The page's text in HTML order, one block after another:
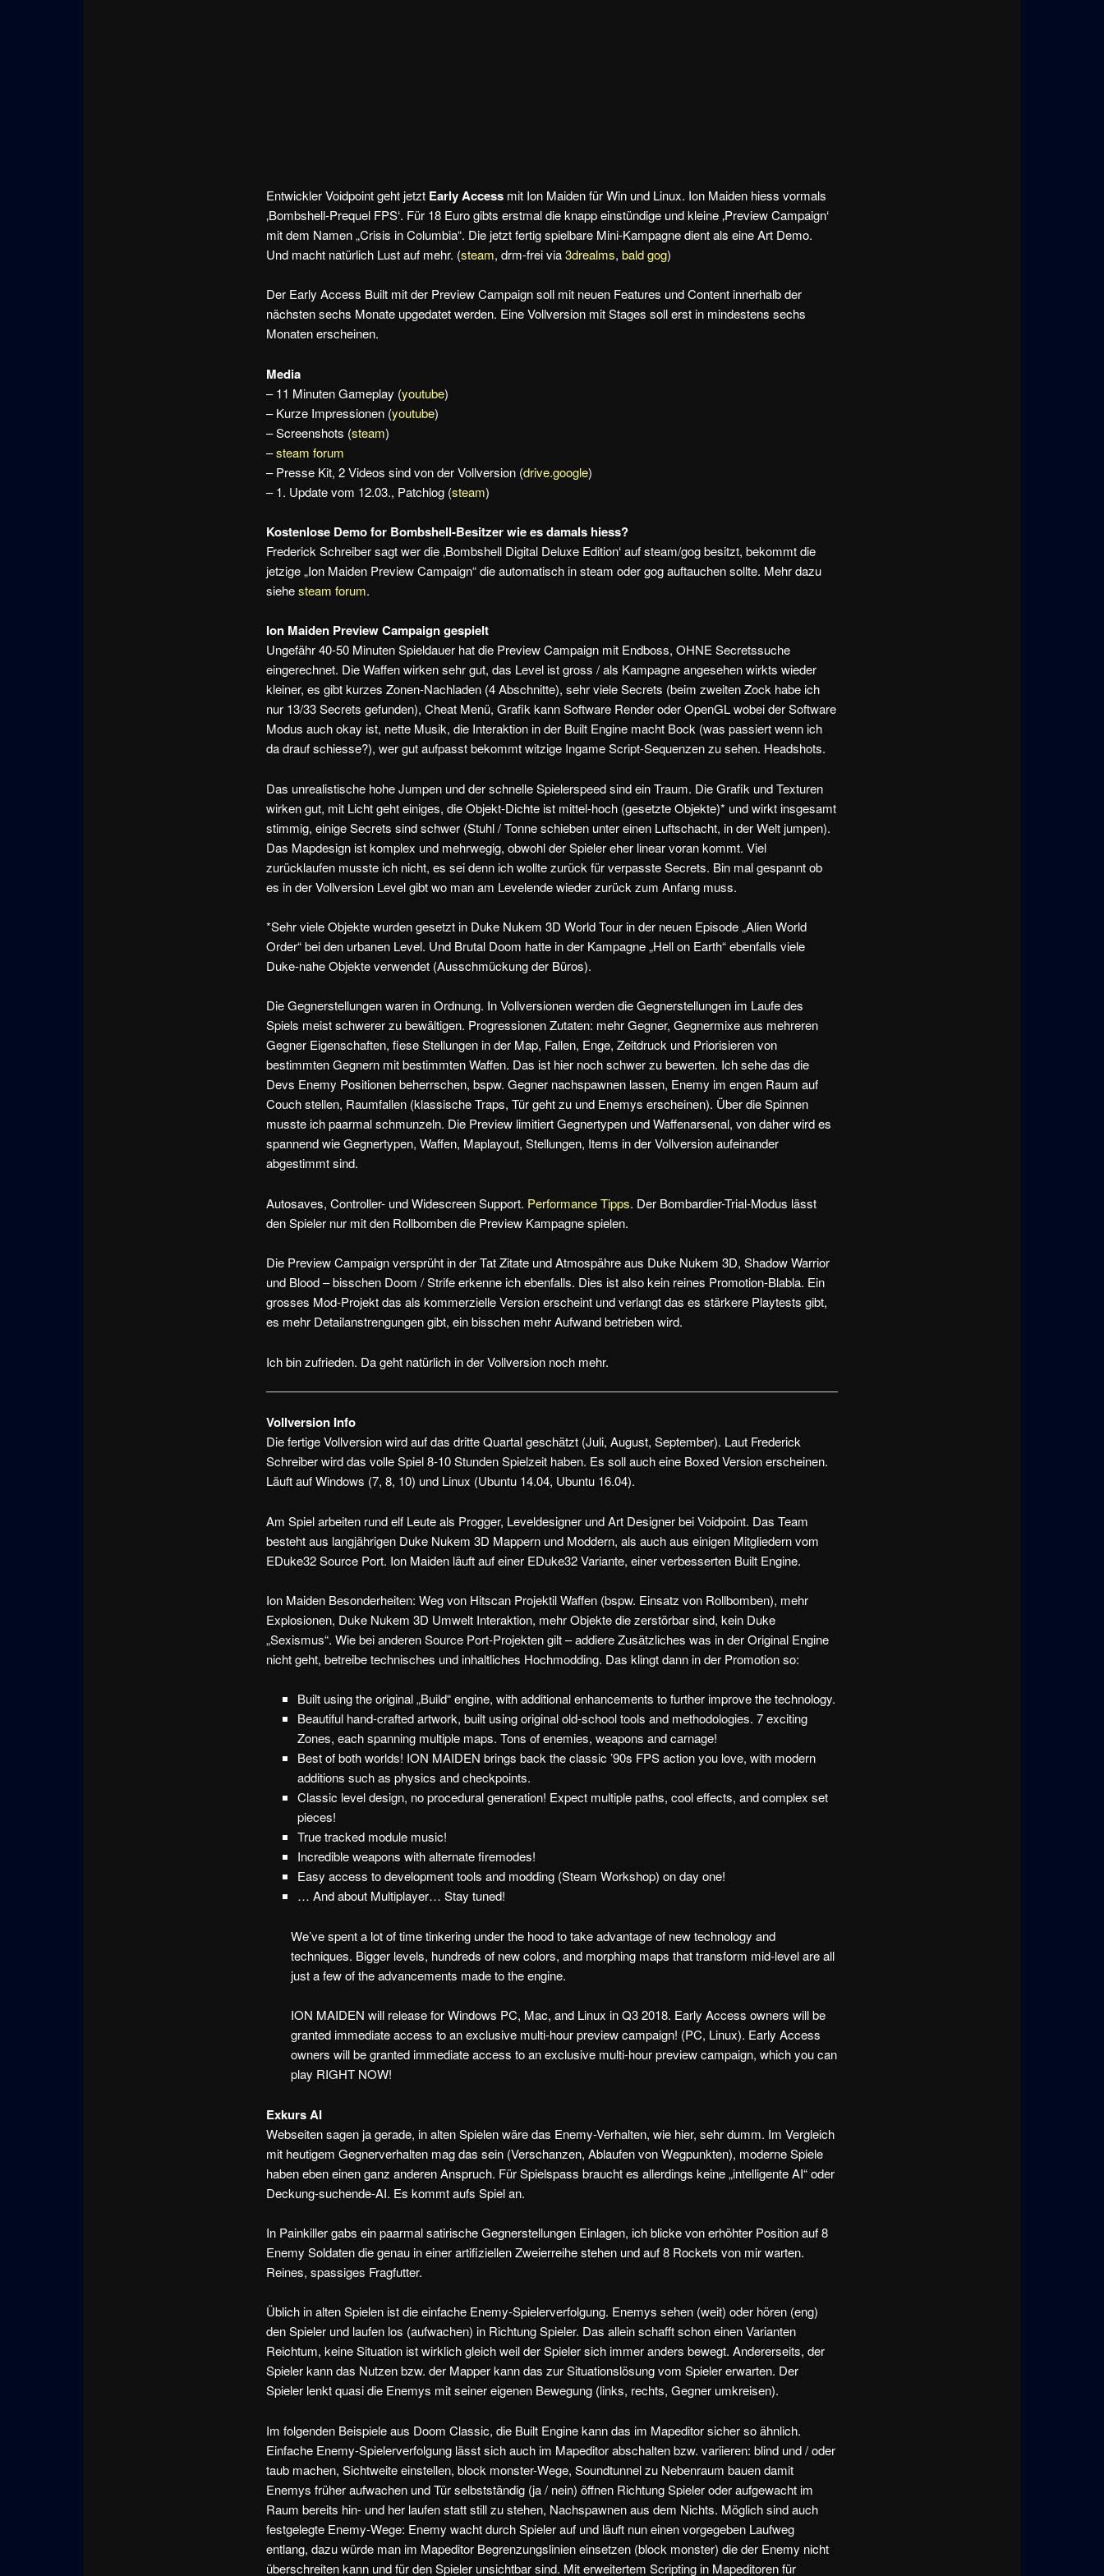
Entwickler Voidpoint geht jetzt Early Access mit Ion Maiden für Win und Linux. Ion Maiden hiess vormals
‚Bombshell-Prequel FPS‘. Für 18 Euro gibts erstmal die knapp einstündige und kleine ‚Preview Campaign‘
mit dem Namen „Crisis in Columbia“. Die jetzt fertig spielbare Mini-Kampagne dient als eine Art Demo.
Und macht natürlich Lust auf mehr. (steam, drm-frei via3drealms,bald gog)
Der Early Access Built mit der Preview Campaign soll mit neuen Features und Content innerhalb der
nächsten sechs Monate upgedatet werden. Eine Vollversion mit Stages soll erst in mindestens sechs
Monaten erscheinen.
Media
– 11 Minuten Gameplay (youtube)
– Kurze Impressionen (youtube)
– Screenshots (steam)
–steam forum
– Presse Kit, 2 Videos sind von der Vollversion (drive.google)
– 1. Update vom 12.03., Patchlog (steam)
Kostenlose Demo for Bombshell-Besitzer wie es damals hiess?
Frederick Schreiber sagt wer die ‚Bombshell Digital Deluxe Edition‘ auf steam/gog besitzt, bekommt die
jetzige „Ion Maiden Preview Campaign“ die automatisch in steam oder gog auftauchen sollte. Mehr dazu
siehesteam forum.
Ion Maiden Preview Campaign gespielt
Ungefähr 40-50 Minuten Spieldauer hat die Preview Campaign mit Endboss, OHNE Secretssuche
eingerechnet. Die Waffen wirken sehr gut, das Level ist gross / als Kampagne angesehen wirkts wieder
kleiner, es gibt kurzes Zonen-Nachladen (4 Abschnitte), sehr viele Secrets (beim zweiten Zock habe ich
nur 13/33 Secrets gefunden), Cheat Menü, Grafik kann Software Render oder OpenGL wobei der Software
Modus auch okay ist, nette Musik, die Interaktion in der Built Engine macht Bock (was passiert wenn ich
da drauf schiesse?), wer gut aufpasst bekommt witzige Ingame Script-Sequenzen zu sehen. Headshots.
Das unrealistische hohe Jumpen und der schnelle Spielerspeed sind ein Traum. Die Grafik und Texturen
wirken gut, mit Licht geht einiges, die Objekt-Dichte ist mittel-hoch (gesetzte Objekte)* und wirkt insgesamt
stimmig, einige Secrets sind schwer (Stuhl / Tonne schieben unter einen Luftschacht, in der Welt jumpen).
Das Mapdesign ist komplex und mehrwegig, obwohl der Spieler eher linear voran kommt. Viel
zurücklaufen musste ich nicht, es sei denn ich wollte zurück für verpasste Secrets. Bin mal gespannt ob
es in der Vollversion Level gibt wo man am Levelende wieder zurück zum Anfang muss.
*Sehr viele Objekte wurden gesetzt in Duke Nukem 3D World Tour in der neuen Episode „Alien World
Order“ bei den urbanen Level. Und Brutal Doom hatte in der Kampagne „Hell on Earth“ ebenfalls viele
Duke-nahe Objekte verwendet (Ausschmückung der Büros).
Die Gegnerstellungen waren in Ordnung. In Vollversionen werden die Gegnerstellungen im Laufe des
Spiels meist schwerer zu bewältigen. Progressionen Zutaten: mehr Gegner, Gegnermixe aus mehreren
Gegner Eigenschaften, fiese Stellungen in der Map, Fallen, Enge, Zeitdruck und Priorisieren von
bestimmten Gegnern mit bestimmten Waffen. Das ist hier noch schwer zu bewerten. Ich sehe das die
Devs Enemy Positionen beherrschen, bspw. Gegner nachspawnen lassen, Enemy im engen Raum auf
Couch stellen, Raumfallen (klassische Traps, Tür geht zu und Enemys erscheinen). Über die Spinnen
musste ich paarmal schmunzeln. Die Preview limitiert Gegnertypen und Waffenarsenal, von daher wird es
spannend wie Gegnertypen, Waffen, Maplayout, Stellungen, Items in der Vollversion aufeinander
abgestimmt sind.
Autosaves, Controller- und Widescreen Support. Performance Tipps. Der Bombardier-Trial-Modus lässt
den Spieler nur mit den Rollbomben die Preview Kampagne spielen.
Die Preview Campaign versprüht in der Tat Zitate und Atmospähre aus Duke Nukem 3D, Shadow Warrior
und Blood – bisschen Doom / Strife erkenne ich ebenfalls. Dies ist also kein reines Promotion-Blabla. Ein
grosses Mod-Projekt das als kommerzielle Version erscheint und verlangt das es stärkere Playtests gibt,
es mehr Detailanstrengungen gibt, ein bisschen mehr Aufwand betrieben wird.
Ich bin zufrieden. Da geht natürlich in der Vollversion noch mehr.
Vollversion Info
Die fertige Vollversion wird auf das dritte Quartal geschätzt (Juli, August, September). Laut Frederick
Schreiber wird das volle Spiel 8-10 Stunden Spielzeit haben. Es soll auch eine Boxed Version erscheinen.
Läuft auf Windows (7, 8, 10) und Linux (Ubuntu 14.04, Ubuntu 16.04).
Am Spiel arbeiten rund elf Leute als Progger, Leveldesigner und Art Designer bei Voidpoint. Das Team
besteht aus langjährigen Duke Nukem 3D Mappern und Moddern, als auch aus einigen Mitgliedern vom
EDuke32 Source Port. Ion Maiden läuft auf einer EDuke32 Variante, einer verbesserten Built Engine.
Ion Maiden Besonderheiten: Weg von Hitscan Projektil Waffen (bspw. Einsatz von Rollbomben), mehr
Explosionen, Duke Nukem 3D Umwelt Interaktion, mehr Objekte die zerstörbar sind, kein Duke
„Sexismus“. Wie bei anderen Source Port-Projekten gilt – addiere Zusätzliches was in der Original Engine
nicht geht, betreibe technisches und inhaltliches Hochmodding. Das klingt dann in der Promotion so:
Built using the original „Build“ engine, with additional enhancements to further improve the technology.
Beautiful hand-crafted artwork, built using original old-school tools and methodologies. 7 exciting
Zones, each spanning multiple maps. Tons of enemies, weapons and carnage!
Best of both worlds! ION MAIDEN brings back the classic ’90s FPS action you love, with modern
additions such as physics and checkpoints.
Classic level design, no procedural generation! Expect multiple paths, cool effects, and complex set
pieces!
True tracked module music!
Incredible weapons with alternate firemodes!
Easy access to development tools and modding (Steam Workshop) on day one!
… And about Multiplayer… Stay tuned!
We’ve spent a lot of time tinkering under the hood to take advantage of new technology and
techniques. Bigger levels, hundreds of new colors, and morphing maps that transform mid-level are all
just a few of the advancements made to the engine.
ION MAIDEN will release for Windows PC, Mac, and Linux in Q3 2018. Early Access owners will be
granted immediate access to an exclusive multi-hour preview campaign! (PC, Linux). Early Access
owners will be granted immediate access to an exclusive multi-hour preview campaign, which you can
play RIGHT NOW!
Exkurs AI
Webseiten sagen ja gerade, in alten Spielen wäre das Enemy-Verhalten, wie hier, sehr dumm. Im Vergleich
mit heutigem Gegnerverhalten mag das sein (Verschanzen, Ablaufen von Wegpunkten), moderne Spiele
haben eben einen ganz anderen Anspruch. Für Spielspass braucht es allerdings keine „intelligente AI“ oder
Deckung-suchende-AI. Es kommt aufs Spiel an.
In Painkiller gabs ein paarmal satirische Gegnerstellungen Einlagen, ich blicke von erhöhter Position auf 8
Enemy Soldaten die genau in einer artifiziellen Zweierreihe stehen und auf 8 Rockets von mir warten.
Reines, spassiges Fragfutter.
Üblich in alten Spielen ist die einfache Enemy-Spielerverfolgung. Enemys sehen (weit) oder hören (eng)
den Spieler und laufen los (aufwachen) in Richtung Spieler. Das allein schafft schon einen Varianten
Reichtum, keine Situation ist wirklich gleich weil der Spieler sich immer anders bewegt. Andererseits, der
Spieler kann das Nutzen bzw. der Mapper kann das zur Situationslösung vom Spieler erwarten. Der
Spieler lenkt quasi die Enemys mit seiner eigenen Bewegung (links, rechts, Gegner umkreisen).
Im folgenden Beispiele aus Doom Classic, die Built Engine kann das im Mapeditor sicher so ähnlich.
Einfache Enemy-Spielerverfolgung lässt sich auch im Mapeditor abschalten bzw. variieren: blind und / oder
taub machen, Sichtweite einstellen, block monster-Wege, Soundtunnel zu Nebenraum bauen damit
Enemys früher aufwachen und Tür selbstständig (ja / nein) öffnen Richtung Spieler oder aufgewacht im
Raum bereits hin- und her laufen statt still zu stehen, Nachspawnen aus dem Nichts. Möglich sind auch
festgelegte Enemy-Wege: Enemy wacht durch Spieler auf und läuft nun einen vorgegeben Laufweg
entlang, dazu würde man im Mapeditor Begrenzungslinien einsetzen (block monster) die der Enemy nicht
überschreiten kann und für den Spieler unsichtbar sind. Mit erweitertem Scripting in Mapeditoren für